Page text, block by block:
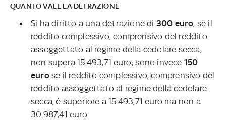
QUANTO VALE LA DETRAZIONE
Si ha diritto a una detrazione di 300 euro, se il
reddito complessivo, comprensivo del reddito
assoggettato al regime della cedolare secca,
non supera 15.493,71 euro; sono invece 150
eurose il reddito complessivo, comprensivo del
reddito assoggettato al regime della cedolare
secca, è superiore a 15.493,71 euro ma non a
30.987,41 euro